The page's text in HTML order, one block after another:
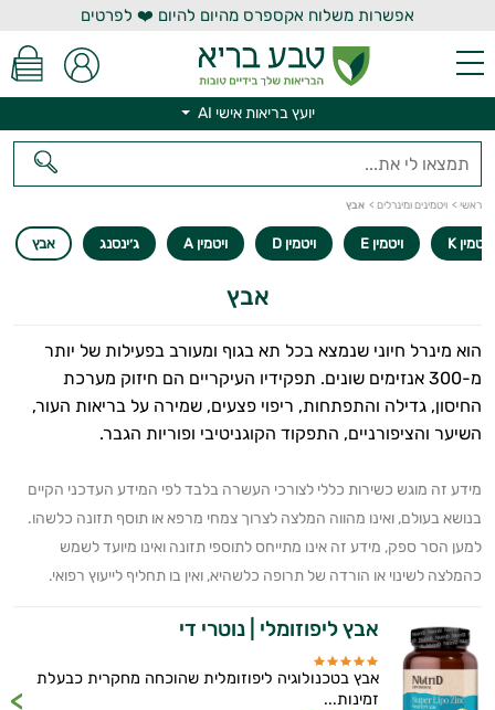
אפשרות משלוח אקספרס מהיום להיום ❤️ לפרטים
יועץ בריאות אישי AI
ראשי > ויטמינים ומינרלים > אבץ
ויטמין K ויטמין E ויטמין D ויטמין A ג׳ינסנג אבץ
אבץ
הוא מינרל חיוני שנמצא בכל תא בגוף ומעורב בפעילות של יותר
מ-300 אנזימים שונים. תפקידיו העיקריים הם חיזוק מערכת
החיסון, גדילה והתפתחות, ריפוי פצעים, שמירה על בריאות העור,
השיער והציפורניים, התפקוד הקוגניטיבי ופוריות הגבר.
מידע זה מוגש כשירות כללי לצורכי העשרה בלבד לפי המידע העדכני הקיים
בנושא בעולם, ואינו מהווה המלצה לצרוך צמחי מרפא או תוסף תזונה כלשהו.
למען הסר ספק, מידע זה אינו מתייחס לתוספי תזונה ואינו מיועד לשמש
כהמלצה לשינוי או הורדה של תרופה כלשהיא, ואין בו תחליף לייעוץ רפואי.
אבץ ליפוזומלי | נוטרי די
אבץ בטכנולוגיה ליפוזומלית שהוכחה מחקרית כבעלת
זמינות...
יועץ בריאות אישי AI